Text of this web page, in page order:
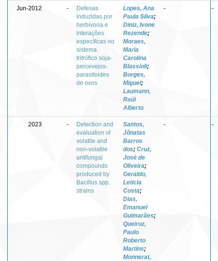
Jun-2012 -
Defesas
induzidas por
herbivoria e
interações
específicas no
sistema
tritrófico soja-
percevejos-
parasitoides
de ovos
Lopes, Ana
Paula Silva;
Diniz, Ivone
Rezende;
Moraes,
Maria
Carolina
Blassioli;
Borges,
Miguel;
Laumann,
Raúl
Alberto
- -
2023 -
Detection and
evaluation of
volatile and
non-volatile
antifungal
compounds
produced by
Bacillus spp.
strains
Santos,
Jônatas
Barros
dos; Cruz,
José de
Oliveira;
Geraldo,
Leticia
Costa;
Dias,
Emanuel
Guimarães;
Queiroz,
Paulo
Roberto
Martins;
Monnerat,
- -